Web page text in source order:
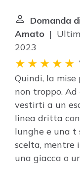
Domanda
Amato |
2023
Quindi, la
non troppo. Ad
vestirti a un
linea dritta
lunghe e una t
scelta, mentre
una giacca o